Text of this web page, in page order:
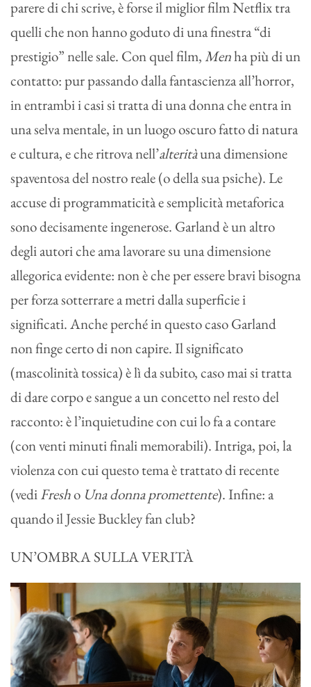
parere di chi scrive, è forse il miglior film Netflix tra
quelli che non hanno goduto di una finestra “di
prestigio” nelle sale. Con quel film,Menha più di un
contatto: pur passando dalla fantascienza all’horror,
in entrambi i casi si tratta di una donna che entra in
una selva mentale, in un luogo oscuro fatto di natura
e cultura, e che ritrova nell’alteritàuna dimensione
spaventosa del nostro reale (o della sua psiche). Le
accuse di programmaticità e semplicità metaforica
sono decisamente ingenerose. Garland è un altro
degli autori che ama lavorare su una dimensione
allegorica evidente: non è che per essere bravi bisogna
per forza sotterrare a metri dalla superficie i
significati. Anche perché in questo caso Garland
non finge certo di non capire. Il significato
(mascolinità tossica) è lì da subito, caso mai si tratta
di dare corpo e sangue a un concetto nel resto del
racconto: è l’inquietudine con cui lo fa a contare
(con venti minuti finali memorabili). Intriga, poi, la
violenza con cui questo tema è trattato di recente
(vediFresho Una donna promettente). Infine: a
quando il Jessie Buckley fan club?
UN’OMBRA SULLA VERITÀ